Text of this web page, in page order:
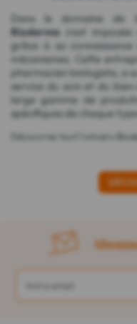
Dans le domaine de
Bioderma s'est
grâce à sa
mécanismes. Cette
pharmacien biologiste, a
service du soin et du
large gamme de
spécifiques de chaque
Découvrez tout l'univers